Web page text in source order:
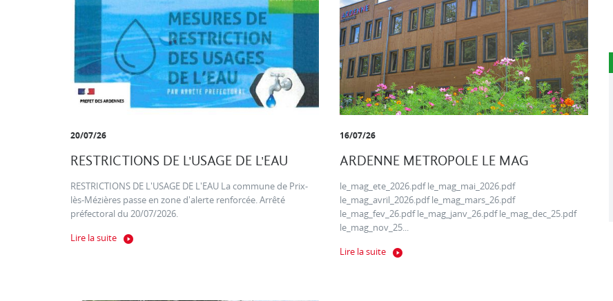
20/07/26
RESTRICTIONS DE L'USAGE DE L'EAU
RESTRICTIONS DE L'USAGE DE L'EAU La commune de Prix-
lès-Mézières passe en zone d'alerte renforcée. Arrêté
préfectoral du 20/07/2026.
Lire la suite
16/07/26
ARDENNE METROPOLE LE MAG
le_mag_ete_2026.pdf le_mag_mai_2026.pdf
le_mag_avril_2026.pdf le_mag_mars_26.pdf
le_mag_fev_26.pdf le_mag_janv_26.pdf le_mag_dec_25.pdf
le_mag_nov_25...
Lire la suite